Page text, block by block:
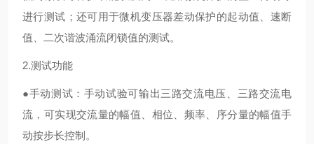
进行测试；还可用于微机变压器差动保护的起动值、速断
值、二次谐波涌流闭锁值的测试。
2.测试功能
●手动测试：手动试验可输出三路交流电压、三路交流电
流，可实现交流量的幅值、相位、频率、序分量的幅值手
动按步长控制。